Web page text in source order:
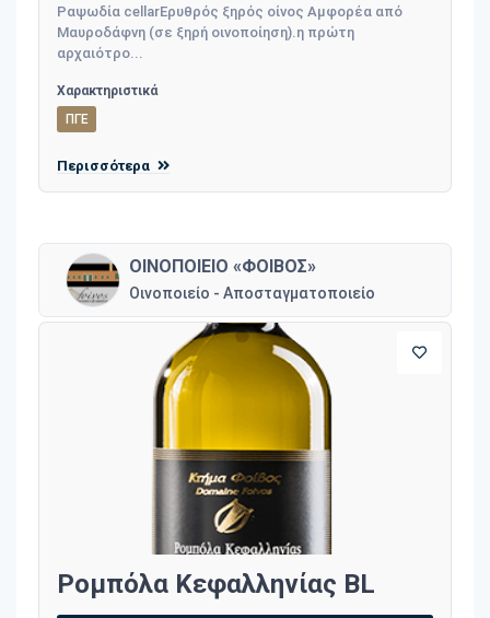
Ραψωδία cellarΕρυθρός ξηρός οίνος Αμφορέα από
Μαυροδάφνη (σε ξηρή οινοποίηση).η πρώτη
αρχαιότρο...
Χαρακτηριστικά
ΠΓΕ
Περισσότερα
ΟΙΝΟΠΟΙΕΙΟ «ΦΟΙΒΟΣ»
Οινοποιείο - Αποσταγματοποιείο
Ρομπόλα Κεφαλληνίας BL